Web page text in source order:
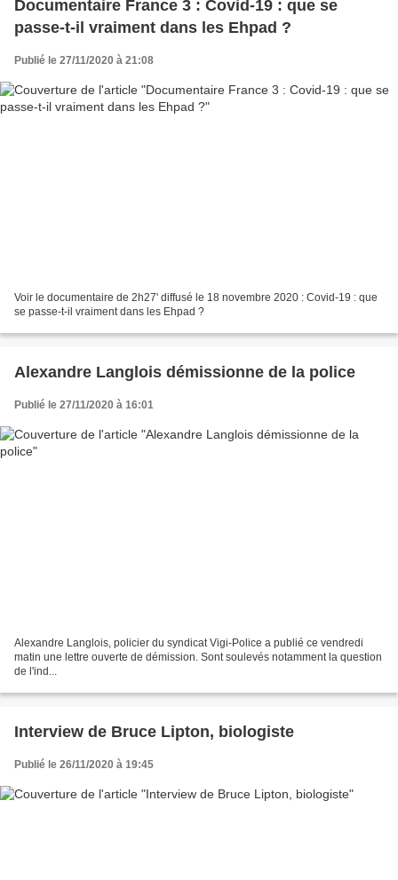
Documentaire France 3 : Covid-19 : que se
passe-t-il vraiment dans les Ehpad ?
Publié le 27/11/2020 à 21:08
Voir le documentaire de 2h27' diffusé le 18 novembre 2020 : Covid-19 : que
se passe-t-il vraiment dans les Ehpad ?
Alexandre Langlois démissionne de la police
Publié le 27/11/2020 à 16:01
Alexandre Langlois, policier du syndicat Vigi-Police a publié ce vendredi
matin une lettre ouverte de démission. Sont soulevés notamment la question
de l'ind...
Interview de Bruce Lipton, biologiste
Publié le 26/11/2020 à 19:45